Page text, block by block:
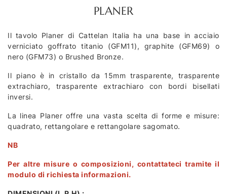
PLANER
Il tavolo Planer di Cattelan Italia ha una base in acciaio
verniciato goffrato titanio (GFM11), graphite (GFM69) o
nero (GFM73) o Brushed Bronze.
Il piano è in cristallo da 15mm trasparente, trasparente
extrachiaro, trasparente extrachiaro con bordi bisellati
inversi.
La linea Planer offre una vasta scelta di forme e misure:
quadrato, rettangolare e rettangolare sagomato.
NB
Per altre misure o composizioni, contattateci tramite il
modulo di richiesta informazioni.